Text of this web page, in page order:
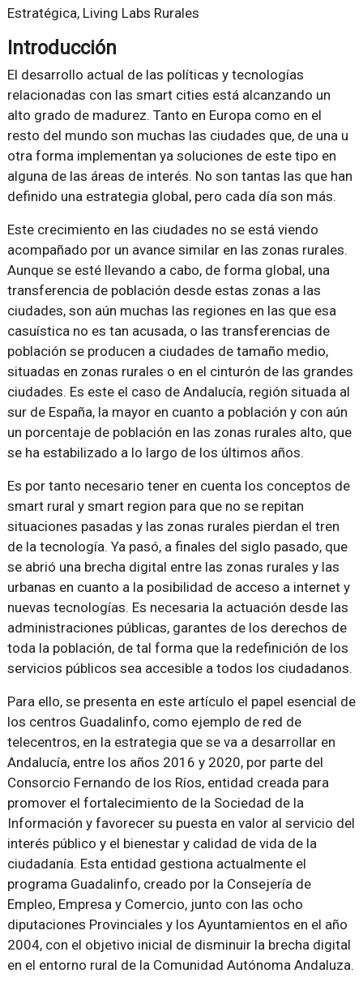
Estratégica, Living Labs Rurales
Introducción
El desarrollo actual de las políticas y tecnologías
relacionadas con las smart cities está alcanzando un
alto grado de madurez. Tanto en Europa como en el
resto del mundo son muchas las ciudades que, de una u
otra forma implementan ya soluciones de este tipo en
alguna de las áreas de interés. No son tantas las que han
definido una estrategia global, pero cada día son más.
Este crecimiento en las ciudades no se está viendo
acompañado por un avance similar en las zonas rurales.
Aunque se esté llevando a cabo, de forma global, una
transferencia de población desde estas zonas a las
ciudades, son aún muchas las regiones en las que esa
casuística no es tan acusada, o las transferencias de
población se producen a ciudades de tamaño medio,
situadas en zonas rurales o en el cinturón de las grandes
ciudades. Es este el caso de Andalucía, región situada al
sur de España, la mayor en cuanto a población y con aún
un porcentaje de población en las zonas rurales alto, que
se ha estabilizado a lo largo de los últimos años.
Es por tanto necesario tener en cuenta los conceptos de
smart rural y smart region para que no se repitan
situaciones pasadas y las zonas rurales pierdan el tren
de la tecnología. Ya pasó, a finales del siglo pasado, que
se abrió una brecha digital entre las zonas rurales y las
urbanas en cuanto a la posibilidad de acceso a internet y
nuevas tecnologías. Es necesaria la actuación desde las
administraciones públicas, garantes de los derechos de
toda la población, de tal forma que la redefinición de los
servicios públicos sea accesible a todos los ciudadanos.
Para ello, se presenta en este artículo el papel esencial de
los centros Guadalinfo, como ejemplo de red de
telecentros, en la estrategia que se va a desarrollar en
Andalucía, entre los años 2016 y 2020, por parte del
Consorcio Fernando de los Ríos, entidad creada para
promover el fortalecimiento de la Sociedad de la
Información y favorecer su puesta en valor al servicio del
interés público y el bienestar y calidad de vida de la
ciudadanía. Esta entidad gestiona actualmente el
programa Guadalinfo, creado por la Consejería de
Empleo, Empresa y Comercio, junto con las ocho
diputaciones Provinciales y los Ayuntamientos en el año
2004, con el objetivo inicial de disminuir la brecha digital
en el entorno rural de la Comunidad Autónoma Andaluza.